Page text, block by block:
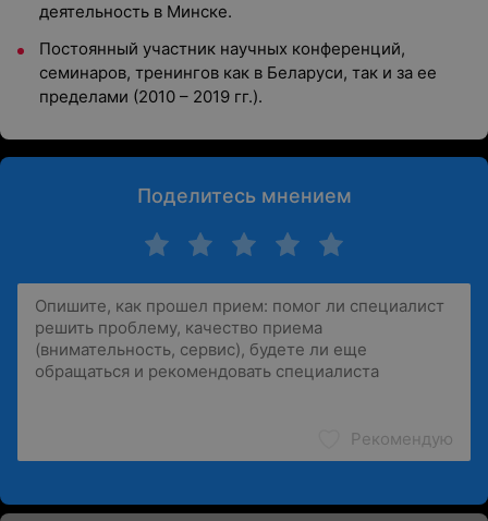
деятельность в Минске.
Постоянный участник научных конференций,
семинаров, тренингов как в Беларуси, так и за ее
пределами (2010 – 2019 гг.).
Поделитесь мнением
Рекомендую